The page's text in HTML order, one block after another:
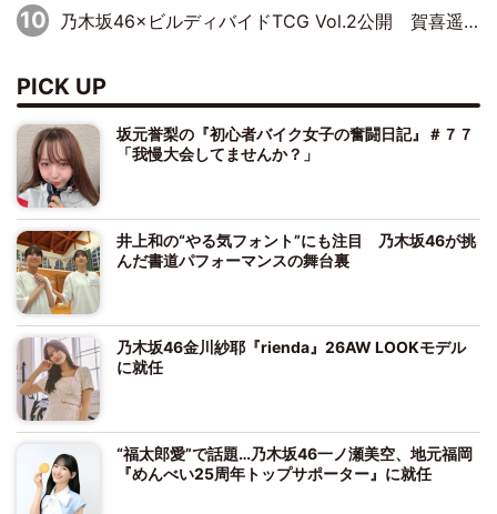
乃木坂46×ビルディバイドTCG Vol.2公開 賀喜遥香＆田村真佑が『京まふ』ステージに登壇
PICK UP
坂元誉梨の『初心者バイク女子の奮闘日記』＃７７
「我慢大会してませんか？」
井上和の“やる気フォント”にも注目 乃木坂46が挑
んだ書道パフォーマンスの舞台裏
乃木坂46金川紗耶『rienda』26AW LOOKモデル
に就任
“福太郎愛”で話題…乃木坂46一ノ瀬美空、地元福岡
『めんべい25周年トップサポーター』に就任